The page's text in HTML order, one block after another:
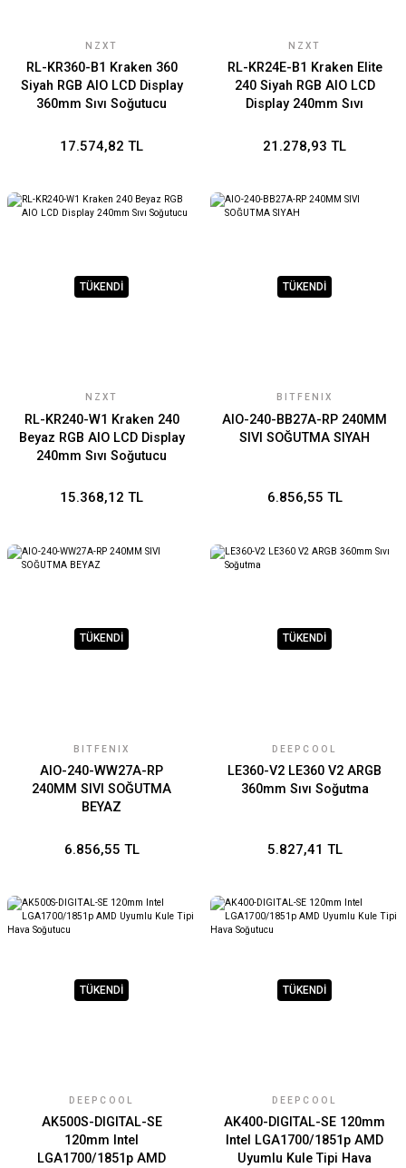
NZXT
RL-KR360-B1 Kraken 360
Siyah RGB AIO LCD Display
360mm Sıvı Soğutucu
17.574,82 TL
NZXT
RL-KR24E-B1 Kraken Elite
240 Siyah RGB AIO LCD
Display 240mm Sıvı
21.278,93 TL
TÜKENDİ
NZXT
RL-KR240-W1 Kraken 240
Beyaz RGB AIO LCD Display
240mm Sıvı Soğutucu
15.368,12 TL
TÜKENDİ
BITFENIX
AIO-240-BB27A-RP 240MM
SIVI SOĞUTMA SIYAH
6.856,55 TL
TÜKENDİ
BITFENIX
AIO-240-WW27A-RP
240MM SIVI SOĞUTMA
BEYAZ
6.856,55 TL
TÜKENDİ
DEEPCOOL
LE360-V2 LE360 V2 ARGB
360mm Sıvı Soğutma
5.827,41 TL
TÜKENDİ
DEEPCOOL
AK500S-DIGITAL-SE
120mm Intel
LGA1700/1851p AMD
TÜKENDİ
DEEPCOOL
AK400-DIGITAL-SE 120mm
Intel LGA1700/1851p AMD
Uyumlu Kule Tipi Hava